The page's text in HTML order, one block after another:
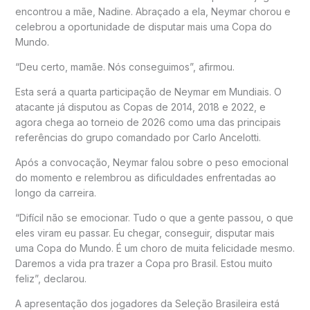
encontrou a mãe, Nadine. Abraçado a ela, Neymar chorou e
celebrou a oportunidade de disputar mais uma Copa do
Mundo.
“Deu certo, mamãe. Nós conseguimos”, afirmou.
Esta será a quarta participação de Neymar em Mundiais. O
atacante já disputou as Copas de 2014, 2018 e 2022, e
agora chega ao torneio de 2026 como uma das principais
referências do grupo comandado por Carlo Ancelotti.
Após a convocação, Neymar falou sobre o peso emocional
do momento e relembrou as dificuldades enfrentadas ao
longo da carreira.
“Difícil não se emocionar. Tudo o que a gente passou, o que
eles viram eu passar. Eu chegar, conseguir, disputar mais
uma Copa do Mundo. É um choro de muita felicidade mesmo.
Daremos a vida pra trazer a Copa pro Brasil. Estou muito
feliz”, declarou.
A apresentação dos jogadores da Seleção Brasileira está